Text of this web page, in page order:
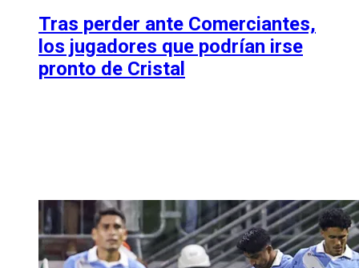
Tras perder ante Comerciantes,
los jugadores que podrían irse
pronto de Cristal